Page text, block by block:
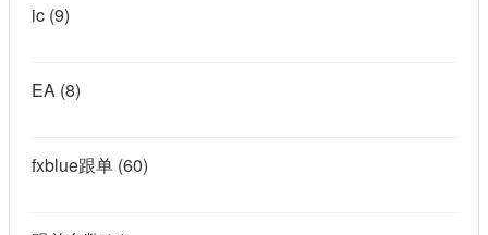
ic (9)
EA (8)
fxblue跟单 (60)